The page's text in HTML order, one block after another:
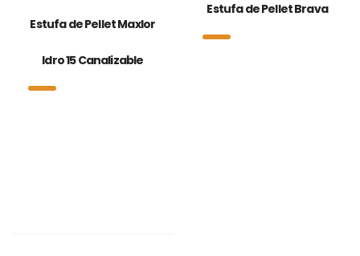
Estufa de Pellet Maxlor
Idro 15 Canalizable
Estufa de Pellet Brava